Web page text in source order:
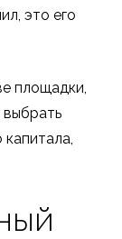
это его
площадки,